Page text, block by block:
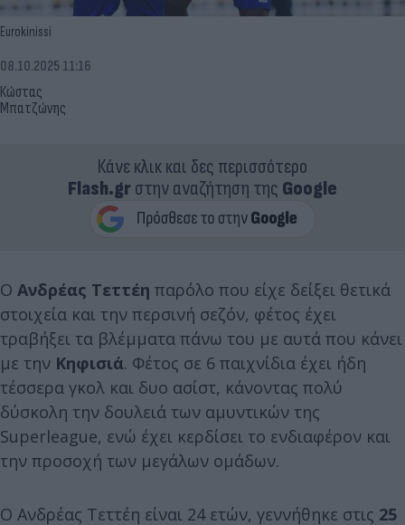
Eurokinissi
Κώστας
Μπατζώνης
08.10.2025 11:16
Κάνε κλικ και δες περισσότερο
Flash.grστην αναζήτηση της Google
Ο Ανδρέας Τεττέη παρόλο που είχε δείξει θετικά
στοιχεία και την περσινή σεζόν, φέτος έχει
τραβήξει τα βλέμματα πάνω του με αυτά που κάνει
με την Κηφισιά. Φέτος σε 6 παιχνίδια έχει ήδη
τέσσερα γκολ και δυο ασίστ, κάνοντας πολύ
δύσκολη την δουλειά των αμυντικών της
Superleague, ενώ έχει κερδίσει το ενδιαφέρον και
την προσοχή των μεγάλων ομάδων.
Ο Ανδρέας Τεττέη είναι 24 ετών, γεννήθηκε στις 25